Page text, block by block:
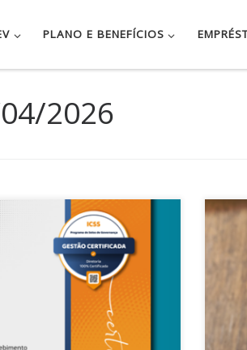
PLANO E BENEFÍCIOS
2026
sua trajetória institucional ao
e Gestão Certificada,
Social (ICSS) voltada ao
O